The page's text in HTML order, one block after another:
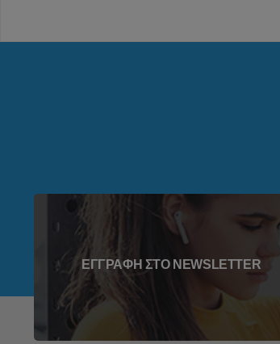
ΕΓΓΡΑΦΉ ΣΤΟ NEWSLETTER